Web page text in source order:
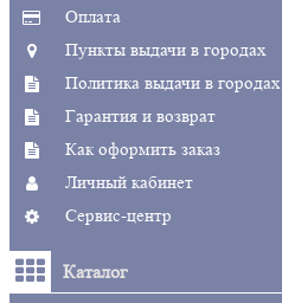
Оплата
Пункты выдачи в городах
Политика выдачи в городах
Гарантия и возврат
Как оформить заказ
Личный кабинет
Сервис-центр
Каталог